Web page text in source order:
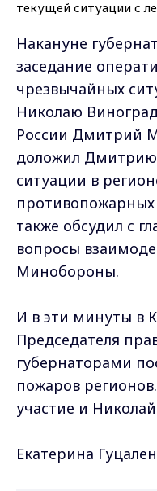
Накануне
заседание
чрезвычайных
Николаю
России Дмитрий
доложил Дмитрию
ситуации в
противопожарных
также обсудил с
вопросы
Минобороны.
И в эти минуты в
Председателя
губернаторами
пожаров
участие и
Екатерина